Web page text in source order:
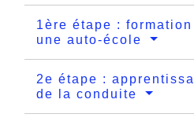
1ère étape :
une auto-école
2e étape :
de la conduite